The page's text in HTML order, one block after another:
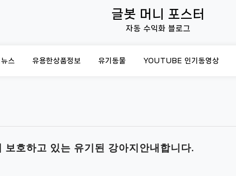
글봇 머니 포스터
자동 수익화 블로그
스 유용한상품정보 유기동물 YOUTUBE 인기동영상
보호하고 있는 유기된 강아지안내합니다.